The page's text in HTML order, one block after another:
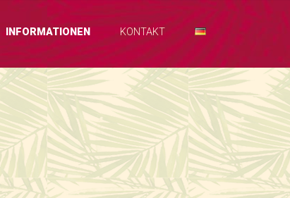
INFORMATIONEN KONTAKT